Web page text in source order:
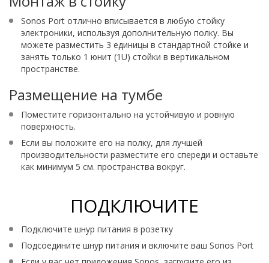
Sonos Port отлично вписывается в любую стойку
электроники, используя дополнительную полку. Вы
можете разместить 3 единицы в стандартной стойке и
занять только 1 юнит (1U) стойки в вертикальном
пространстве.
Размещение на тумбе
Поместите горизонтально на устойчивую и ровную
поверхность.
Если вы положите его на полку, для лучшей
производительности разместите его спереди и оставьте
как минимум 5 см. пространства вокруг.
ПОДКЛЮЧИТЕ
Подключите шнур питания в розетку
Подсоедините шнур питания и включите ваш Sonos Port